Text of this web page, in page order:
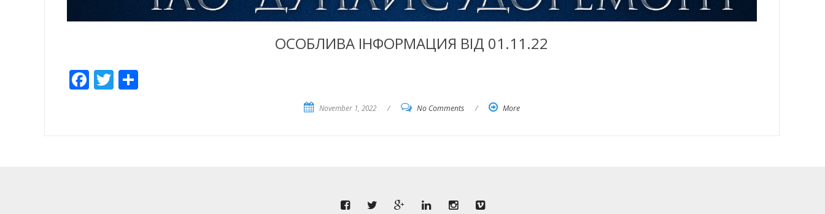
ОСОБЛИВА ІНФОРМАЦИЯ ВІД 01.11.22
Facebook
Twitter
Empfehlen
November 1, 2022 / No Comments / More